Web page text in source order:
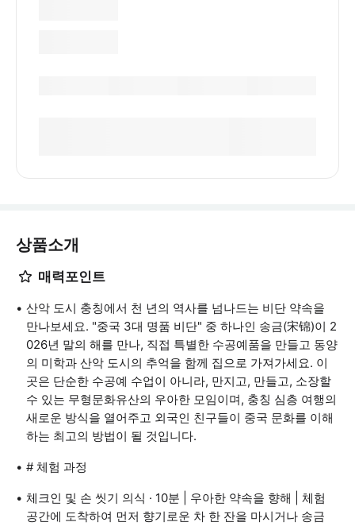
상품소개
매력포인트
산악 도시 충칭에서 천 년의 역사를 넘나드는 비단 약속을
만나보세요. "중국 3대 명품 비단" 중 하나인 송금(宋锦)이 2
026년 말의 해를 만나, 직접 특별한 수공예품을 만들고 동양
의 미학과 산악 도시의 추억을 함께 집으로 가져가세요. 이
곳은 단순한 수공예 수업이 아니라, 만지고, 만들고, 소장할
수 있는 무형문화유산의 우아한 모임이며, 충칭 심층 여행의
새로운 방식을 열어주고 외국인 친구들이 중국 문화를 이해
하는 최고의 방법이 될 것입니다.
# 체험 과정
체크인 및 손 씻기 의식 · 10분 | 우아한 약속을 향해 | 체험
공간에 도착하여 먼저 향기로운 차 한 잔을 마시거나 송금